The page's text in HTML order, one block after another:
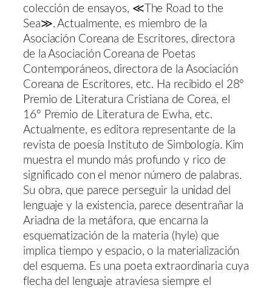
colección de ensayos, ≪The Road to the
Sea≫. Actualmente, es miembro de la
Asociación Coreana de Escritores, directora
de la Asociación Coreana de Poetas
Contemporáneos, directora de la Asociación
Coreana de Escritores, etc. Ha recibido el 28º
Premio de Literatura Cristiana de Corea, el
16º Premio de Literatura de Ewha, etc.
Actualmente, es editora representante de la
revista de poesía Instituto de Simbología. Kim
muestra el mundo más profundo y rico de
significado con el menor número de palabras.
Su obra, que parece perseguir la unidad del
lenguaje y la existencia, parece desentrañar la
Ariadna de la metáfora, que encarna la
esquematización de la materia (hyle) que
implica tiempo y espacio, o la materialización
del esquema. Es una poeta extraordinaria cuya
flecha del lenguaje atraviesa siempre el